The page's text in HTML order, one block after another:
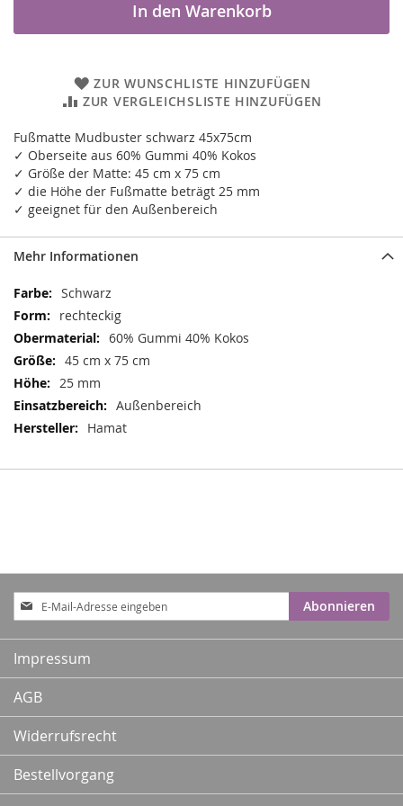
In den Warenkorb
ZUR WUNSCHLISTE HINZUFÜGEN
ZUR VERGLEICHSLISTE HINZUFÜGEN
Fußmatte Mudbuster schwarz 45x75cm
✓ Oberseite aus 60% Gummi 40% Kokos
✓ Größe der Matte: 45 cm x 75 cm
✓ die Höhe der Fußmatte beträgt 25 mm
✓ geeignet für den Außenbereich
Mehr Informationen
Mehr
Informationen
Schwarz
rechteckig
60% Gummi 40% Kokos
45 cm x 75 cm
25 mm
Außenbereich
Hamat
Anmeldung
zum
Newsletter:
Abonnieren
Impressum
AGB
Widerrufsrecht
Bestellvorgang